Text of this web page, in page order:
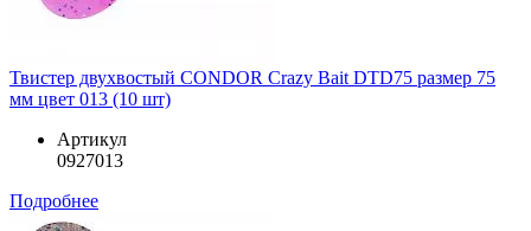
Твистер двухвостый CONDOR Crazy Bait DTD75 размер 75
мм цвет 013 (10 шт)
Артикул
0927013
Подробнее